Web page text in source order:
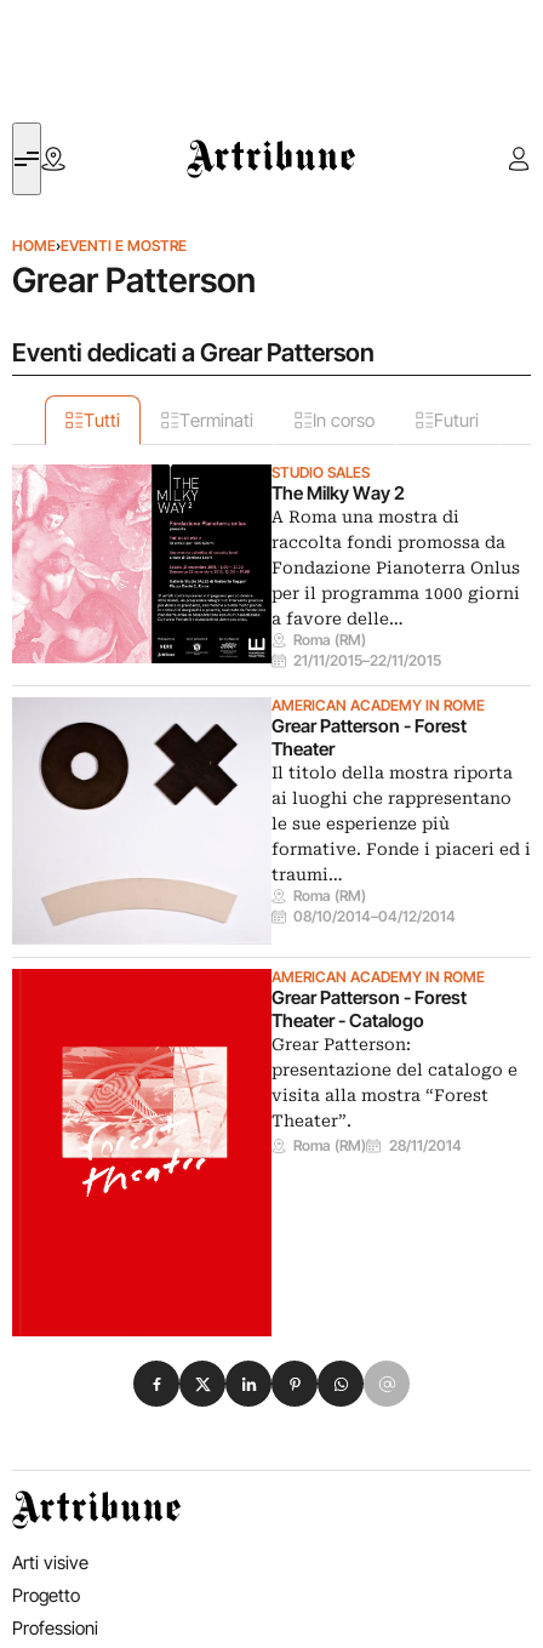
Artribune
HOME›EVENTI E MOSTRE
Grear Patterson
Eventi dedicati a Grear Patterson
Tutti Terminati In corso Futuri
STUDIO SALES
The Milky Way 2
A Roma una mostra di
raccolta fondi promossa da
Fondazione Pianoterra Onlus
per il programma 1000 giorni
a favore delle…
Roma (RM)
21/11/2015–22/11/2015
AMERICAN ACADEMY IN ROME
Grear Patterson - Forest
Theater
Il titolo della mostra riporta
ai luoghi che rappresentano
le sue esperienze più
formative. Fonde i piaceri ed i
traumi…
Roma (RM)
08/10/2014–04/12/2014
AMERICAN ACADEMY IN ROME
Grear Patterson - Forest
Theater - Catalogo
Grear Patterson:
presentazione del catalogo e
visita alla mostra “Forest
Theater”.
Roma (RM) 28/11/2014
Condividi su Facebook
Condividi su X
Condividi su LinkedIn
Condividi su Pinterest
Condividi su WhatsApp
Condividi su Email
Artribune
Arti visive
Progetto
Professioni